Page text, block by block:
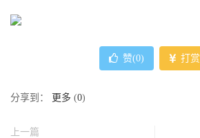
赞(0) 打赏
分享到： 更多 (0)
上一篇